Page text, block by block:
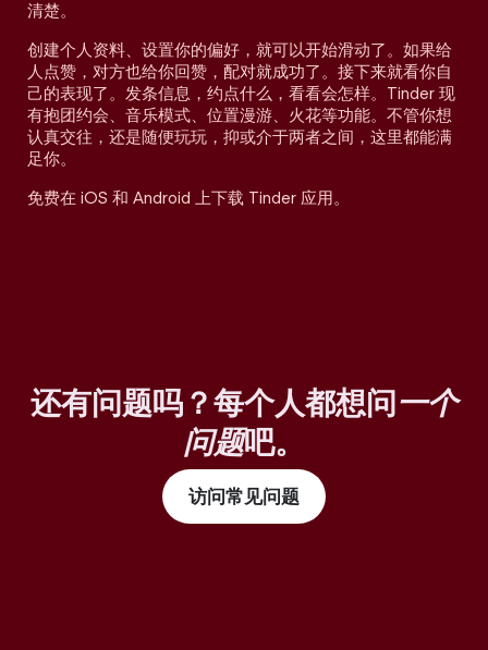
清楚。
创建个人资料、设置你的偏好，就可以开始滑动了。如果给
人点赞，对方也给你回赞，配对就成功了。接下来就看你自
己的表现了。发条信息，约点什么，看看会怎样。Tinder 现
有抱团约会、音乐模式、位置漫游、火花等功能。不管你想
认真交往，还是随便玩玩，抑或介于两者之间，这里都能满
足你。
免费在 iOS 和 Android 上下载 Tinder 应用。
还有问题吗？每个人都想问一个
问题吧。
访问常见问题